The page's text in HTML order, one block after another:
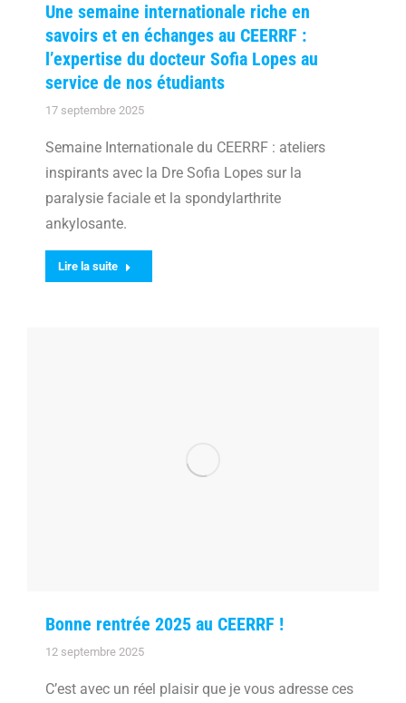
Une semaine internationale riche en
savoirs et en échanges au CEERRF :
l’expertise du docteur Sofia Lopes au
service de nos étudiants
17 septembre 2025
Semaine Internationale du CEERRF : ateliers
inspirants avec la Dre Sofia Lopes sur la
paralysie faciale et la spondylarthrite
ankylosante.
Lire la suite
Bonne rentrée 2025 au CEERRF !
12 septembre 2025
C’est avec un réel plaisir que je vous adresse ces